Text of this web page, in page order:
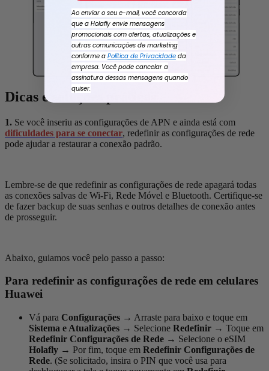
Dicas e soluções práticas
1. Se você inseriu as configurações de APN e ainda está com
dificuldades para se conectar, redefinir as configurações de rede
pode ajudar a restaurar a conexão padrão.
Lembre-se de que redefinir as configurações de rede apagará todas
as conexões salvas de Wi-Fi, Rede Móvel e Bluetooth. Certifique-se
de fazer backup de suas senhas e outros detalhes de conexão antes
de prosseguir.
Abaixo, guiamos você pelo passo a passo:
Para redefinir as configurações de rede em celulares
Huawei
Vá para Configurações → Arraste para baixo e toque em
Sistema e Atualizações → Selecione Redefinir → Toque em
Redefinir Configurações de Rede → Selecione o eSIM
Holafly → Por fim, toque em Redefinir Configurações de
Rede. (Se solicitado, insira o PIN que você usa para
Ao enviar o seu e-mail, você concorda
que a Holafly envie mensagens
promocionais com ofertas, atualizações e
outras comunicações de marketing
conforme a Política de Privacidade da
empresa. Você pode cancelar a
assinatura dessas mensagens quando
quiser.